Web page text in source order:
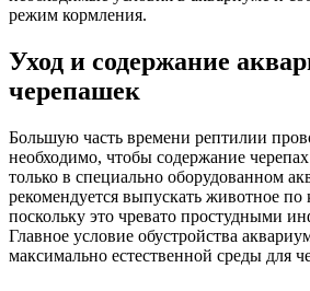
режим кормления.
Уход и содержание
черепашек
Большую часть времени рептилии
необходимо, чтобы содержание
только в специально оборудованном
рекомендуется выпускать животное по
поскольку это чревато простудными
Главное условие обустройства
максимально естественной среды для